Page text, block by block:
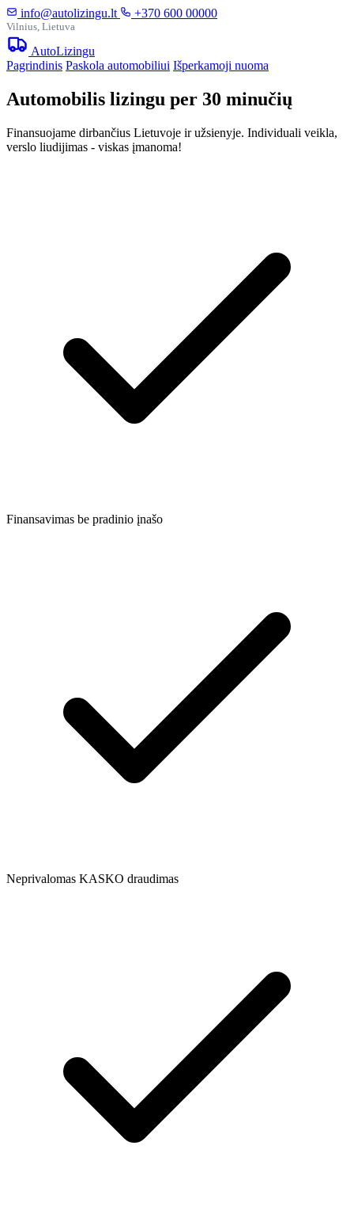
info@autolizingu.lt +370 600 00000
Vilnius, Lietuva
AutoLizingu
Pagrindinis Paskola automobiliui Išperkamoji nuoma
Automobilis lizingu per 30 minučių
Finansuojame dirbančius Lietuvoje ir užsienyje. Individuali veikla,
verslo liudijimas - viskas įmanoma!
Finansavimas be pradinio įnašo
Neprivalomas KASKO draudimas